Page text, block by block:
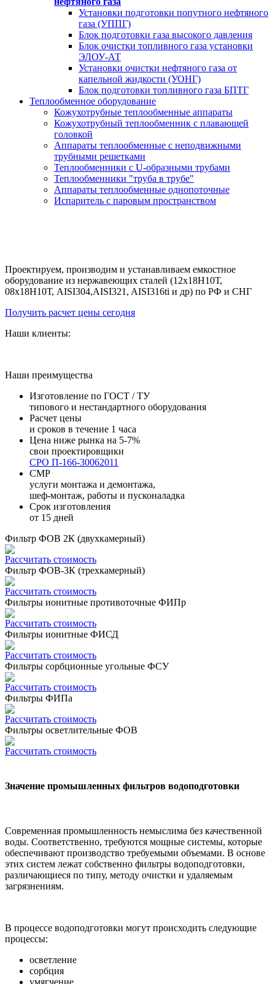
Установки подготовки попутного нефтяного
газа (УППГ)
Блок подготовки газа высокого давления
Блок очистки топливного газа установки
ЭЛОУ-АТ
Установки очистки нефтяного газа от
капельной жидкости (УОНГ)
Блок подготовки топливного газа БПТГ
Теплообменное оборудование
Кожухотрубные теплообменные аппараты
Кожухотрубный теплообменник с плавающей
головкой
Аппараты теплообменные с неподвижными
трубными решетками
Теплообменники с U-образными трубами
Теплообменники "труба в трубе"
Аппараты теплообменные однопоточные
Испаритель с паровым пространством
Проектируем, производим и устанавливаем емкостное
оборудование из нержавеющих сталей (12х18Н10Т,
08х18Н10Т, AISI304,AISI321, AISI316ti и др) по РФ и СНГ
Получить расчет цены сегодня
Наши клиенты:
Наши преимущества
Изготовление по ГОСТ / ТУ
типового и нестандартного оборудования
Расчет цены
и сроков в течение 1 часа
Цена ниже рынка на 5-7%
свои проектировщики
СРО П-166-30062011
СМР
услуги монтажа и демонтажа,
шеф-монтаж, работы и пусконаладка
Срок изготовления
от 15 дней
Фильтр ФОВ 2К (двухкамерный)
Рассчитать стоимость
Фильтр ФОВ-3К (трехкамерный)
Рассчитать стоимость
Фильтры ионитные противоточные ФИПр
Рассчитать стоимость
Фильтры ионитные ФИСД
Рассчитать стоимость
Фильтры сорбционные угольные ФСУ
Рассчитать стоимость
Фильтры ФИПа
Рассчитать стоимость
Фильтры осветлительные ФОВ
Рассчитать стоимость
Значение промышленных фильтров водоподготовки
Современная промышленность немыслима без качественной
воды. Соответственно, требуются мощные системы, которые
обеспечивают производство требуемыми объемами. В основе
этих систем лежат собственно фильтры водоподготовки,
различающиеся по типу, методу очистки и удаляемым
загрязнениям.
В процессе водоподготовки могут происходить следующие
процессы:
осветление
сорбция